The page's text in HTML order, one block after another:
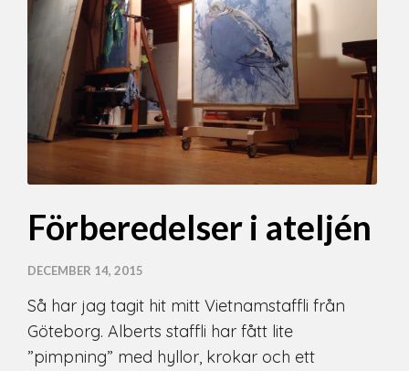
Förberedelser i ateljén
DECEMBER 14, 2015
Så har jag tagit hit mitt Vietnamstaffli från
Göteborg. Alberts staffli har fått lite
”pimpning” med hyllor, krokar och ett